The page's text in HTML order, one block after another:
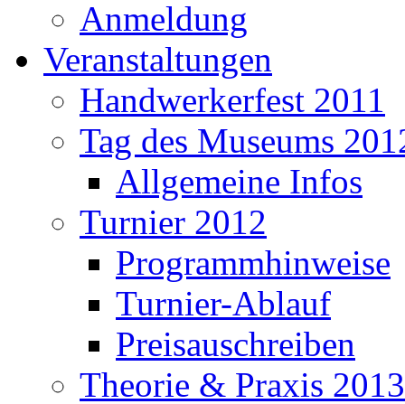
Anmeldung
Veranstaltungen
Handwerkerfest 2011
Tag des Museums
Allgemeine Infos
Turnier 2012
Programmhinweise
Turnier-Ablauf
Preisauschreiben
Theorie & Praxis 2013